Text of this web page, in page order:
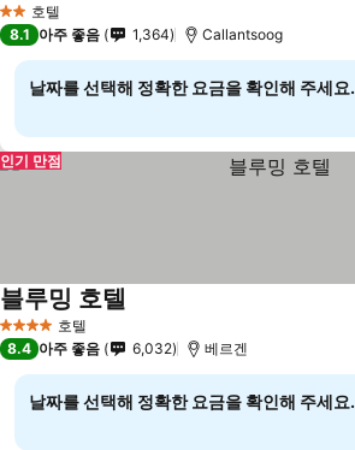
2 성급호텔
8.1 아주 좋음 1,364 Callantsoog
날짜를 선택해 정확한 요금을 확인해 주세요.
인기 만점
4 성급 호텔
블루밍 호텔
8.4 아주 좋음 6,032 베르겐
날짜를 선택해 정확한 요금을 확인해 주세요.